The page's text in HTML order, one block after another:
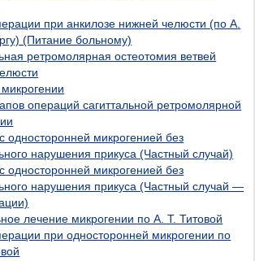
при анкилозе нижней челюсти (по А.
(Питание больному)
ретромолярная остеотомия ветвей
операций сагиттальной ретромолярной
односторонней микрогенией без
нарушения прикуса (Частный случай)
односторонней микрогенией без
нарушения прикуса (Частный случай —
лечение микрогении по А. Т. Титовой
при односторонней микрогении по